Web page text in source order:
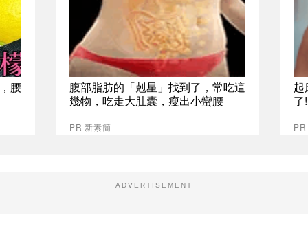
腰
腹部脂肪的「剋星」找到了，常吃這
幾物，吃走大肚囊，瘦出小蠻腰
PR 新素簡
起
了
ADVERTISEMENT